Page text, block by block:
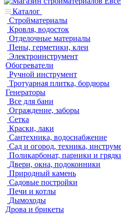
Каталог
Стройматериалы
Кровля, водосток
Отделочные материалы
Пены, герметики, клеи
Электроинструмент
Обогреватели
Ручной инструмент
Тротуарная плитка, бордюры
Генераторы
Все для бани
Ограждение, заборы
Сетка
Краски, лаки
Сантехника, водоснабжение
Сад и огород, техника,
Поликарбонат, парники и
Двери, окна, подоконники
Природный камень
Садовые постройки
Печи и котлы
Дымоходы
Дрова и брикеты